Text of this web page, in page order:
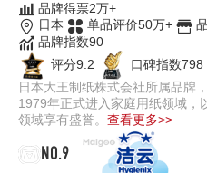
品牌得票2万+
日本
单品评价50万+
品牌指数90
评分9.2
口碑指数798
日本大王制纸株式会社所属品牌
1979年正式进入家庭用纸领域，
领域享有盛誉。 查看更多>>
NO.9